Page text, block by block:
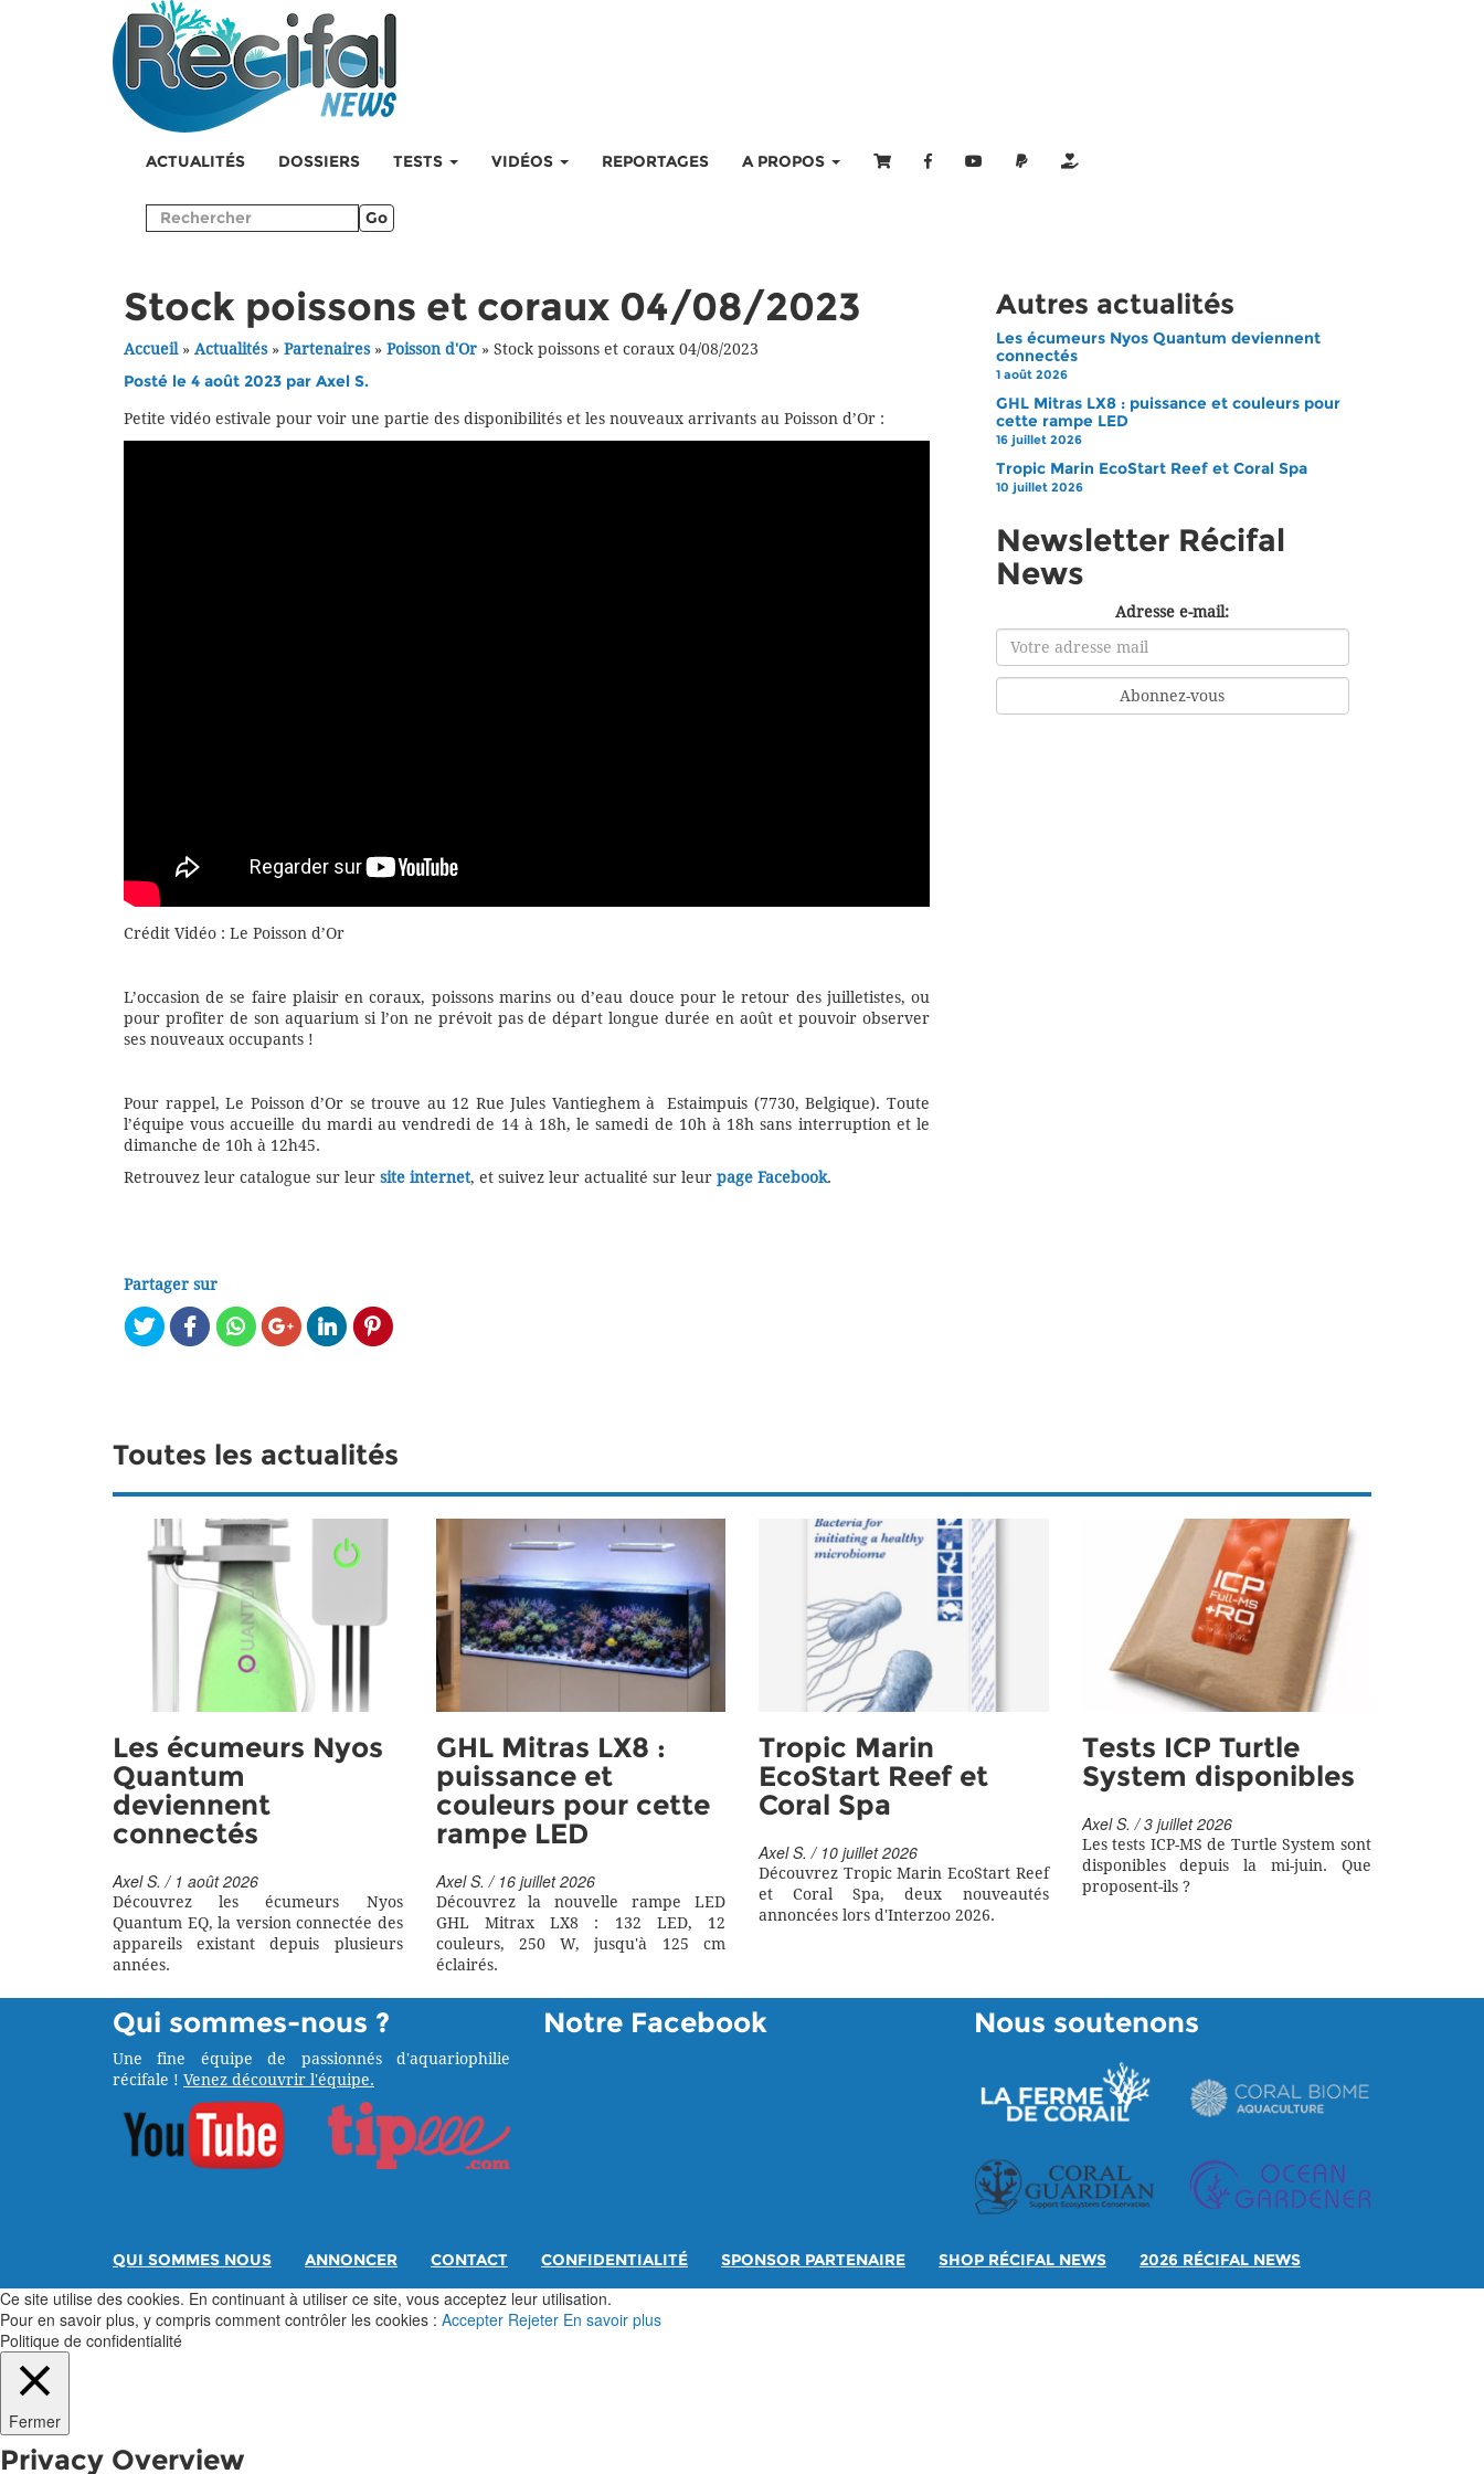
ACTUALITÉS DOSSIERS TESTS VIDÉOS REPORTAGES A PROPOS
Go
Stock poissons et coraux 04/08/2023
Accueil» Actualités» Partenaires» Poisson d'Or » Stock poissons et coraux 04/08/2023
Posté le 4 août 2023 par Axel S.
Petite vidéo estivale pour voir une partie des disponibilités et les nouveaux arrivants au Poisson d’Or :
Crédit Vidéo : Le Poisson d’Or
L’occasion de se faire plaisir en coraux, poissons marins ou d’eau douce pour le retour des juilletistes, ou
pour profiter de son aquarium si l’on ne prévoit pas de départ longue durée en août et pouvoir observer
ses nouveaux occupants !
Pour rappel, Le Poisson d’Or se trouve au 12 Rue Jules Vantieghem à Estaimpuis (7730, Belgique). Toute
l’équipe vous accueille du mardi au vendredi de 14 à 18h, le samedi de 10h à 18h sans interruption et le
dimanche de 10h à 12h45.
Retrouvez leur catalogue sur leur site internet, et suivez leur actualité sur leur page Facebook.
Partager sur
Autres actualités
Les écumeurs Nyos Quantum deviennent
connectés
1 août 2026
GHL Mitras LX8 : puissance et couleurs pour
cette rampe LED
16 juillet 2026
Tropic Marin EcoStart Reef et Coral Spa
10 juillet 2026
Newsletter Récifal
News
Adresse e-mail:
Toutes les actualités
Les écumeurs Nyos
Quantum
deviennent
connectés
Axel S. / 1 août 2026
Découvrez les écumeurs Nyos
Quantum EQ, la version connectée des
appareils existant depuis plusieurs
années.
GHL Mitras LX8 :
puissance et
couleurs pour cette
rampe LED
Axel S. / 16 juillet 2026
Découvrez la nouvelle rampe LED
GHL Mitrax LX8 : 132 LED, 12
couleurs, 250 W, jusqu'à 125 cm
éclairés.
Tropic Marin
EcoStart Reef et
Coral Spa
Axel S. / 10 juillet 2026
Découvrez Tropic Marin EcoStart Reef
et Coral Spa, deux nouveautés
annoncées lors d'Interzoo 2026.
Tests ICP Turtle
System disponibles
Axel S. / 3 juillet 2026
Les tests ICP-MS de Turtle System sont
disponibles depuis la mi-juin. Que
proposent-ils ?
Qui sommes-nous ?
Une fine équipe de passionnés d'aquariophilie
récifale ! Venez découvrir l'équipe.
Notre Facebook Nous soutenons
QUI SOMMES NOUS ANNONCER CONTACT CONFIDENTIALITÉ SPONSOR PARTENAIRE SHOP RÉCIFAL NEWS 2026 RÉCIFAL NEWS
Ce site utilise des cookies. En continuant à utiliser ce site, vous acceptez leur utilisation.
Pour en savoir plus, y compris comment contrôler les cookies : Accepter Rejeter En savoir plus
Politique de confidentialité
Fermer
Privacy Overview